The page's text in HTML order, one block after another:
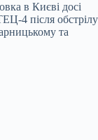
в Києві досі
4 після обстрілу
та